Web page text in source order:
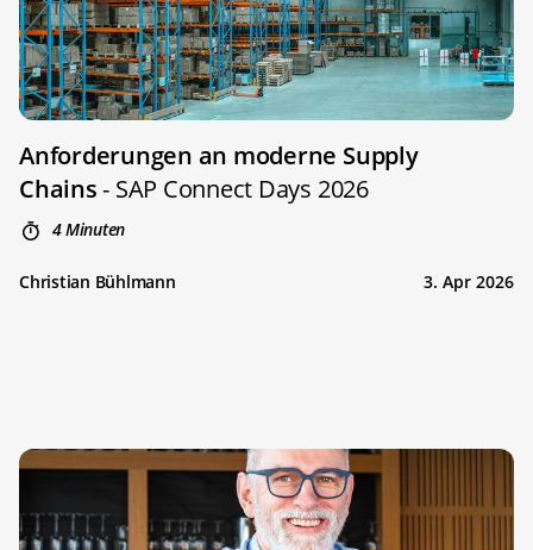
Anforderungen an moderne Supply
Chains- SAP Connect Days 2026
4 Minuten
Christian Bühlmann 3. Apr 2026